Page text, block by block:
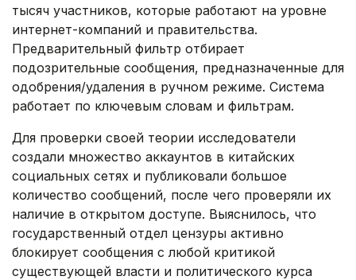
тысяч участников, которые работают на уровне
интернет-компаний и правительства.
Предварительный фильтр отбирает
подозрительные сообщения, предназначенные для
одобрения/удаления в ручном режиме. Система
работает по ключевым словам и фильтрам.
Для проверки своей теории исследователи
создали множество аккаунтов в китайских
социальных сетях и публиковали большое
количество сообщений, после чего проверяли их
наличие в открытом доступе. Выяснилось, что
государственный отдел цензуры активно
блокирует сообщения с любой критикой
существующей власти и политического курса